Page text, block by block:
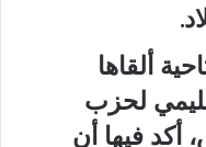
ألقاها
لحزب
أكد فيها أن